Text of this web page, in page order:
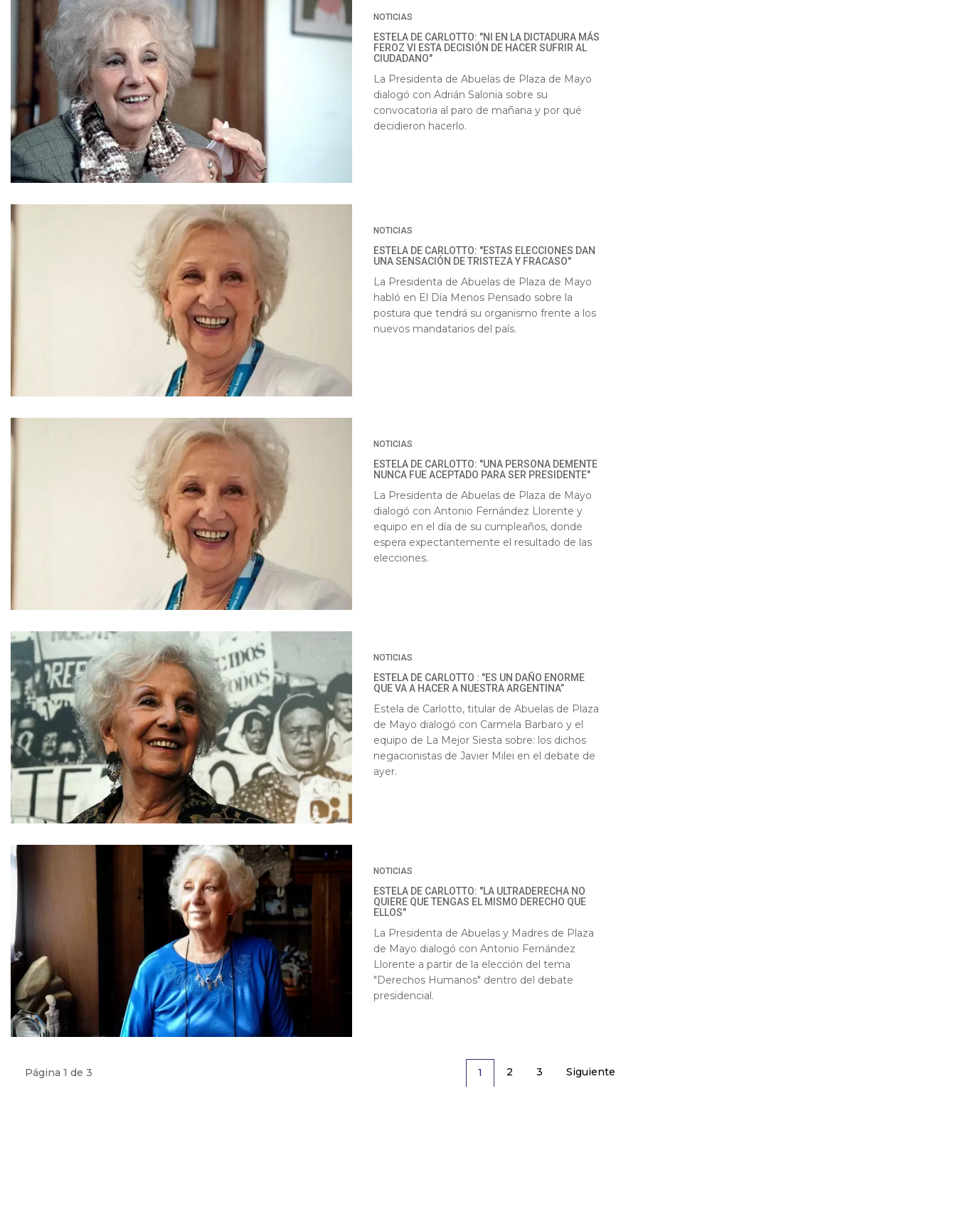
NOTICIAS
ESTELA DE CARLOTTO: "NI EN LA DICTADURA MÁS
FEROZ VI ESTA DECISIÓN DE HACER SUFRIR AL
CIUDADANO"
La Presidenta de Abuelas de Plaza de Mayo
dialogó con Adrián Salonia sobre su
convocatoria al paro de mañana y por qué
decidieron hacerlo.
NOTICIAS
ESTELA DE CARLOTTO: "ESTAS ELECCIONES DAN
UNA SENSACIÓN DE TRISTEZA Y FRACASO"
La Presidenta de Abuelas de Plaza de Mayo
habló en El Día Menos Pensado sobre la
postura que tendrá su organismo frente a los
nuevos mandatarios del país.
NOTICIAS
ESTELA DE CARLOTTO: "UNA PERSONA DEMENTE
NUNCA FUE ACEPTADO PARA SER PRESIDENTE"
La Presidenta de Abuelas de Plaza de Mayo
dialogó con Antonio Fernández Llorente y
equipo en el día de su cumpleaños, donde
espera expectantemente el resultado de las
elecciones.
NOTICIAS
ESTELA DE CARLOTTO : "ES UN DAÑO ENORME
QUE VA A HACER A NUESTRA ARGENTINA”
Estela de Carlotto, titular de Abuelas de Plaza
de Mayo dialogó con Carmela Barbaro y el
equipo de La Mejor Siesta sobre: los dichos
negacionistas de Javier Milei en el debate de
ayer.
NOTICIAS
ESTELA DE CARLOTTO: "LA ULTRADERECHA NO
QUIERE QUE TENGAS EL MISMO DERECHO QUE
ELLOS"
La Presidenta de Abuelas y Madres de Plaza
de Mayo dialogó con Antonio Fernández
Llorente a partir de la elección del tema
"Derechos Humanos" dentro del debate
presidencial.
1 2 3 Siguiente
Página 1 de 3